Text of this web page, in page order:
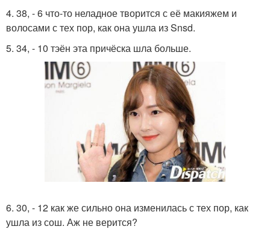
4. 38, - 6 что-то неладное творится с её макияжем и
волосами с тех пор, как она ушла из Snsd.
5. 34, - 10 тэён эта причёска шла больше.
6. 30, - 12 как же сильно она изменилась с тех пор, как
ушла из сош. Аж не верится?